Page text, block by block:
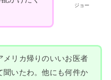
ジョー
メリカ帰りのいいお医者
聞いたわ。他にも何件か